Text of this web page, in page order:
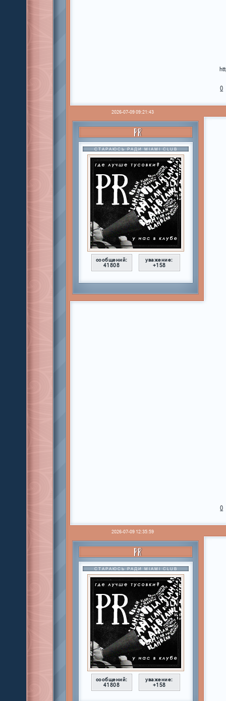
0
2026-07-09 09:21:43
PR
СТАРАЮСЬ РАДИ MIAMI CLUB
сообщений:
41808
уважение:
+158
0
2026-07-09 12:35:59
PR
СТАРАЮСЬ РАДИ MIAMI CLUB
сообщений:
41808
уважение:
+158